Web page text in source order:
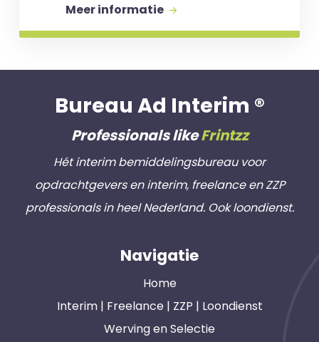
Meer informatie
Bureau Ad Interim ®
Professionals likeFrintzz
Hét interim bemiddelingsbureau voor
opdrachtgevers en interim, freelance en ZZP
professionals in heel Nederland. Ook loondienst.
Navigatie
Home
Interim | Freelance | ZZP | Loondienst
Werving en Selectie